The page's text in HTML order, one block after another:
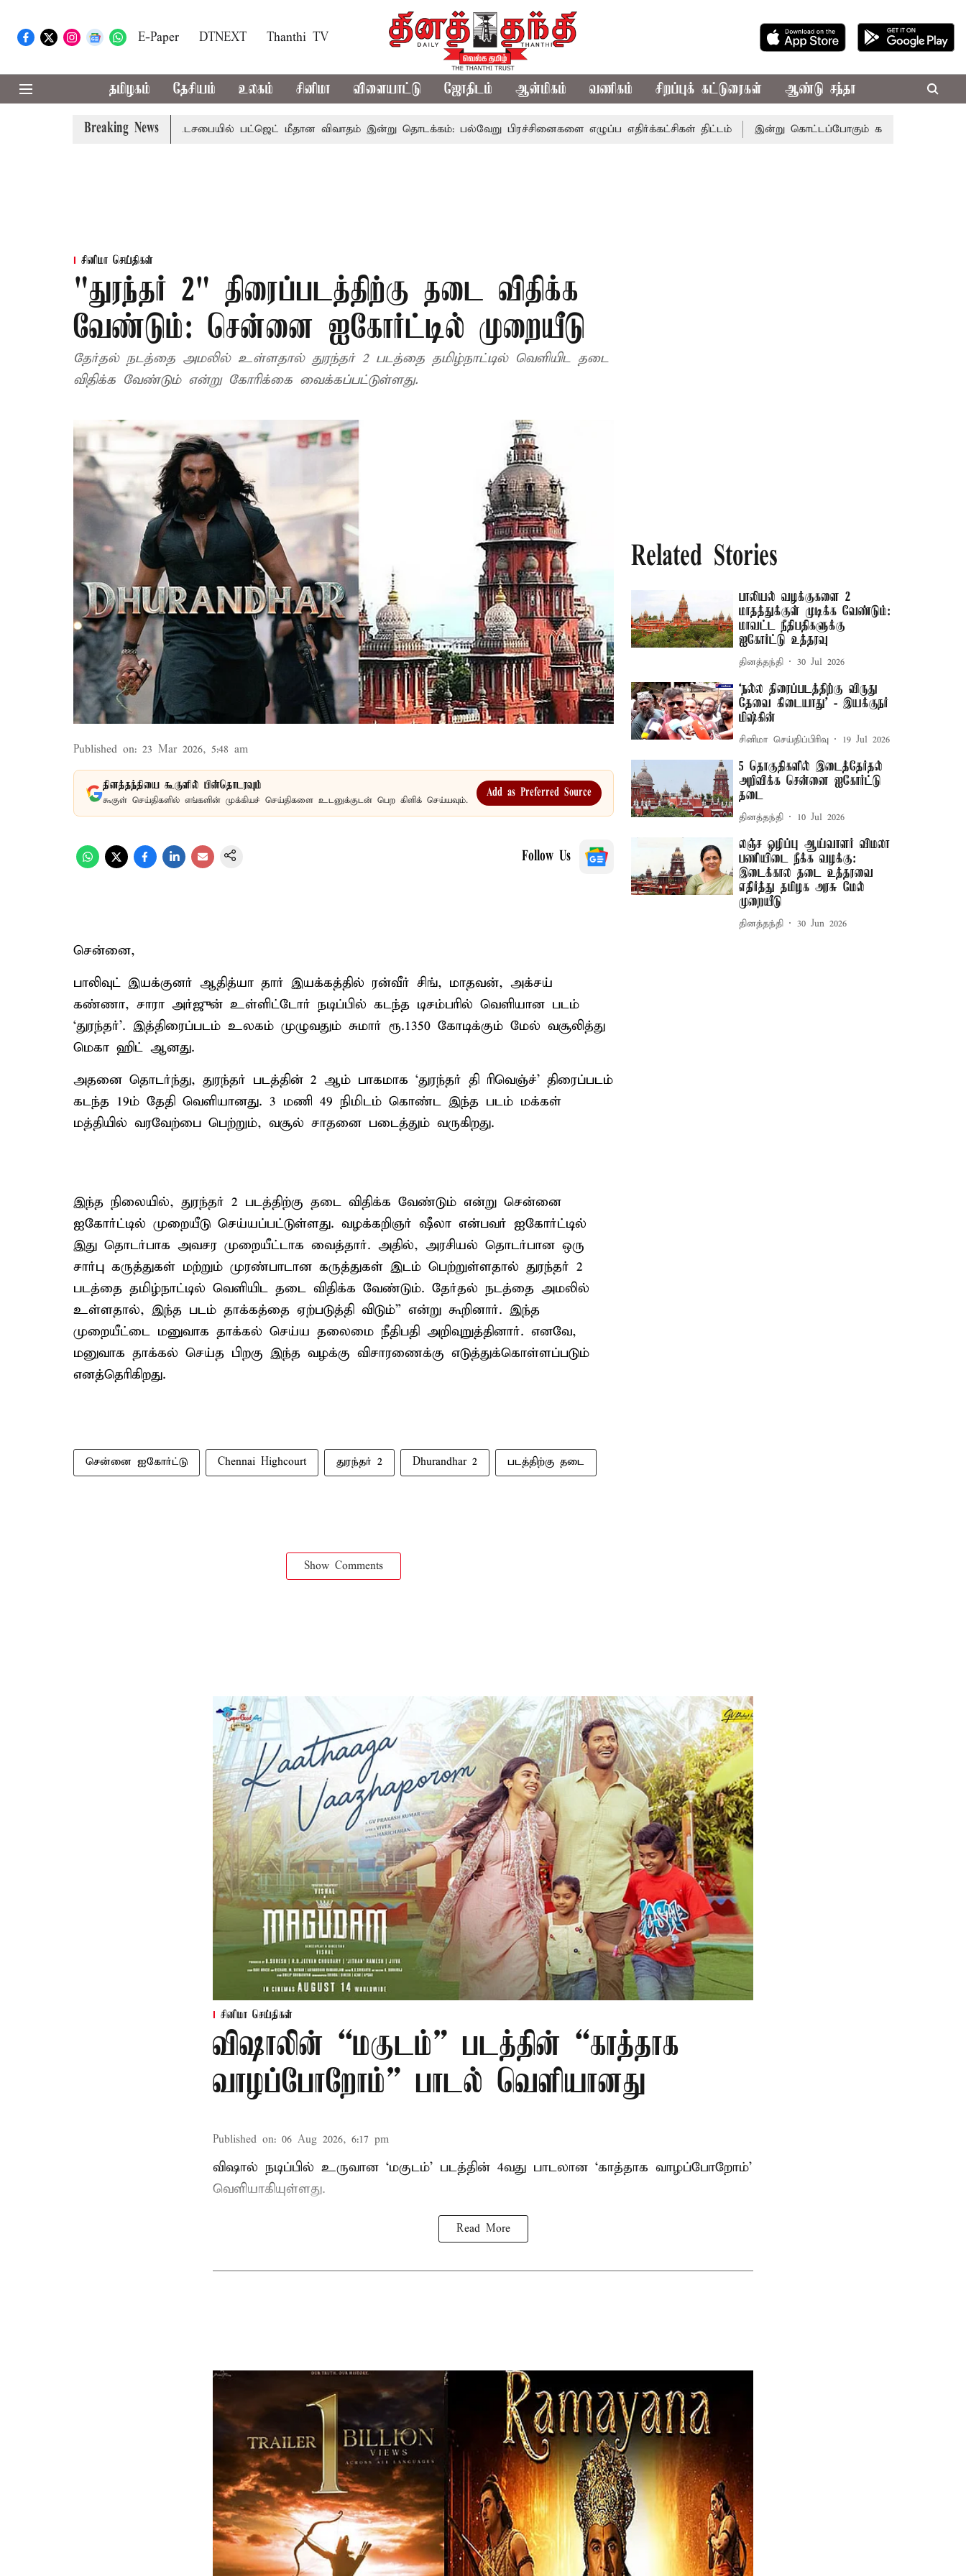
E-Paper DTNEXT Thanthi TV
தமிழகம் தேசியம் உலகம் சினிமா விளையாட்டு ஜோதிடம் ஆன்மிகம் வணிகம் சிறப்புக் கட்டுரைகள் ஆண்டு சந்தா
Breaking News
தடுமாற்றமா? சட்டசபையில் பட்ஜெட் மீதான விவாதம் இன்று தொடக்கம்: பல்வேறு பிரச்சினைகளை எழுப்ப எதிர்க்கட்சிகள் திட்டம் இன்று கொட்டப்போகும் கனமழை.. எந்தெந்த
சினிமா செய்திகள்
"துரந்தர் 2" திரைப்படத்திற்கு தடை விதிக்க
வேண்டும்: சென்னை ஐகோர்ட்டில் முறையீடு
தேர்தல் நடத்தை அமலில் உள்ளதால் துரந்தர் 2 படத்தை தமிழ்நாட்டில் வெளியிட தடை
விதிக்க வேண்டும் என்று கோரிக்கை வைக்கப்பட்டுள்ளது.
Published on: 23 Mar 2026, 5:48 am
தினத்தந்தியை கூகுளில் பின்தொடரவும்
கூகுள் செய்திகளில் எங்களின் முக்கியச் செய்திகளை உடனுக்குடன் பெற கிளிக் செய்யவும்.
Add as Preferred Source
Follow Us
சென்னை,
பாலிவுட் இயக்குனர் ஆதித்யா தார் இயக்கத்தில் ரன்வீர் சிங், மாதவன், அக்சய்
கண்ணா, சாரா அர்ஜுன் உள்ளிட்டோர் நடிப்பில் கடந்த டிசம்பரில் வெளியான படம்
‘துரந்தர்’. இத்திரைப்படம் உலகம் முழுவதும் சுமார் ரூ.1350 கோடிக்கும் மேல் வசூலித்து
மெகா ஹிட் ஆனது.
அதனை தொடர்ந்து, துரந்தர் படத்தின் 2 ஆம் பாகமாக ‘துரந்தர் தி ரிவெஞ்ச்’ திரைப்படம்
கடந்த 19ம் தேதி வெளியானது. 3 மணி 49 நிமிடம் கொண்ட இந்த படம் மக்கள்
மத்தியில் வரவேற்பை பெற்றும், வசூல் சாதனை படைத்தும் வருகிறது.
இந்த நிலையில், துரந்தர் 2 படத்திற்கு தடை விதிக்க வேண்டும் என்று சென்னை
ஐகோர்ட்டில் முறையீடு செய்யப்பட்டுள்ளது. வழக்கறிஞர் ஷீலா என்பவர் ஐகோர்ட்டில்
இது தொடர்பாக அவசர முறையீட்டாக வைத்தார். அதில், அரசியல் தொடர்பான ஒரு
சார்பு கருத்துகள் மற்றும் முரண்பாடான கருத்துகள் இடம் பெற்றுள்ளதால் துரந்தர் 2
படத்தை தமிழ்நாட்டில் வெளியிட தடை விதிக்க வேண்டும். தேர்தல் நடத்தை அமலில்
உள்ளதால், இந்த படம் தாக்கத்தை ஏற்படுத்தி விடும்” என்று கூறினார். இந்த
முறையீட்டை மனுவாக தாக்கல் செய்ய தலைமை நீதிபதி அறிவுறுத்தினார். எனவே,
மனுவாக தாக்கல் செய்த பிறகு இந்த வழக்கு விசாரணைக்கு எடுத்துக்கொள்ளப்படும்
எனத்தெரிகிறது.
சென்னை ஐகோர்ட்டு Chennai Highcourt துரந்தர் 2 Dhurandhar 2 படத்திற்கு தடை
Show Comments
Related Stories
பாலியல் வழக்குகளை 2
மாதத்துக்குள் முடிக்க வேண்டும்:
மாவட்ட நீதிபதிகளுக்கு
ஐகோர்ட்டு உத்தரவு
தினத்தந்தி 30 Jul 2026
‘நல்ல திரைப்படத்திற்கு விருது
தேவை கிடையாது’ - இயக்குநர்
மிஷ்கின்
சினிமா செய்திப்பிரிவு 19 Jul 2026
5 தொகுதிகளில் இடைத்தேர்தல்
அறிவிக்க சென்னை ஐகோர்ட்டு
தடை
தினத்தந்தி 10 Jul 2026
லஞ்ச ஒழிப்பு ஆய்வாளர் விமலா
பணியிடை நீக்க வழக்கு:
இடைக்கால தடை உத்தரவை
எதிர்த்து தமிழக அரசு மேல்
முறையீடு
தினத்தந்தி 30 Jun 2026
சினிமா செய்திகள்
விஷாலின் “மகுடம்” படத்தின் “காத்தாக
வாழப்போறோம்” பாடல் வெளியானது
Published on: 06 Aug 2026, 6:17 pm
விஷால் நடிப்பில் உருவான ‘மகுடம்’ படத்தின் 4வது பாடலான ‘காத்தாக வாழப்போறோம்’
வெளியாகியுள்ளது.
Read More